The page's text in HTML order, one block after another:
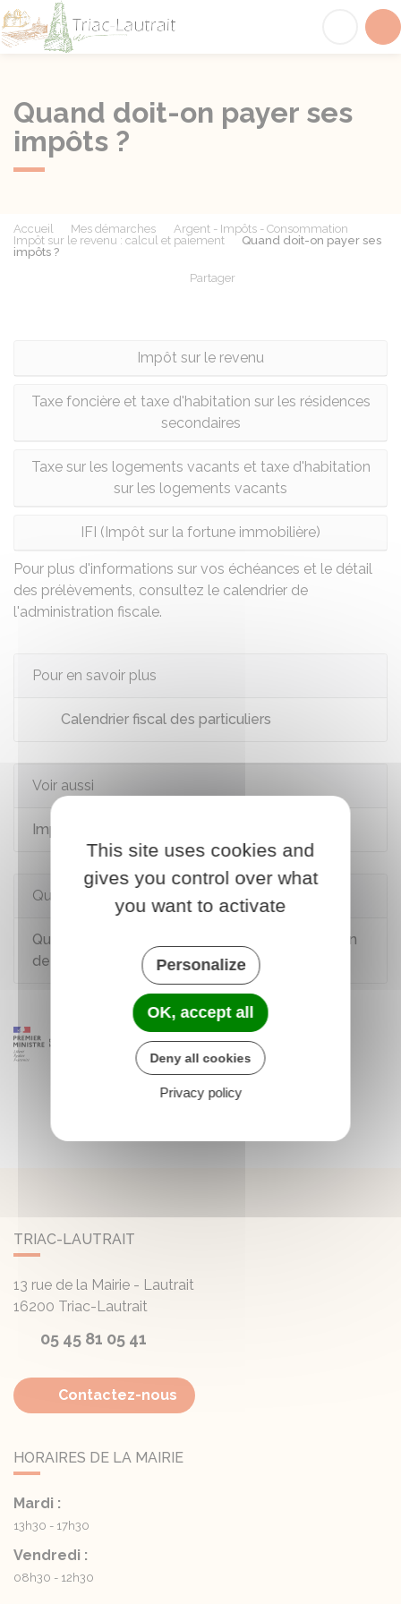
Quand doit-on payer ses
impôts ?
Accueil Mes démarches
Argent - Impôts - Consommation
Impôt sur le revenu : calcul et paiement
Quand doit-on payer ses
impôts ?
Partager
Impôt sur le revenu
Taxe foncière et taxe d'habitation sur les résidences
secondaires
Taxe sur les logements vacants et taxe d'habitation
sur les logements vacants
IFI (Impôt sur la fortune immobilière)
Pour plus d'informations sur vos échéances et le détail
des prélèvements, consultez le calendrier de
l'administration fiscale.
Pour en savoir plus
Calendrier fiscal des particuliers
Voir aussi
Impôt sur le revenu - Prélèvement à la source
Questions ? Réponses !
Quelle est la date limite pour faire sa déclaration
de revenus pour les impôts ?
TRIAC-LAUTRAIT
13 rue de la Mairie - Lautrait
16200 Triac-Lautrait
05 45 81 05 41
Contactez-nous
HORAIRES DE LA MAIRIE
Mardi :
13h30 - 17h30
Vendredi :
08h30 - 12h30
This site uses cookies and
gives you control over what
you want to activate
Personalize
OK, accept all
Deny all cookies
Privacy policy